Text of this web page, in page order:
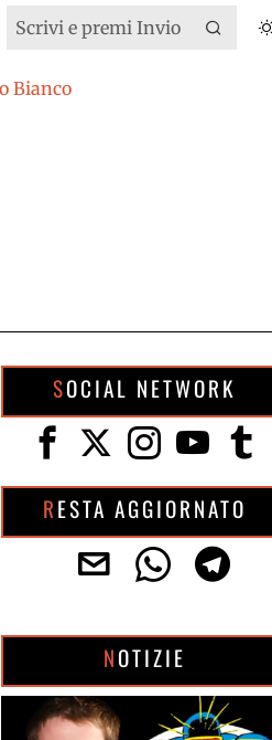
SOCIAL NETWORK
RESTA AGGIORNATO
NOTIZIE